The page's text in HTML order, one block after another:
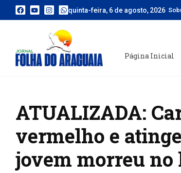
quinta-feira, 6 de agosto, 2026
Página Inicial
ATUALIZADA:
vermelho e
jovem morreu no